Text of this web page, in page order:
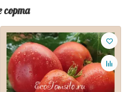
сорта